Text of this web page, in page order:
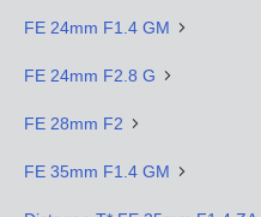
FE 24mm F1.4 GM
FE 24mm F2.8 G
FE 28mm F2
FE 35mm F1.4 GM